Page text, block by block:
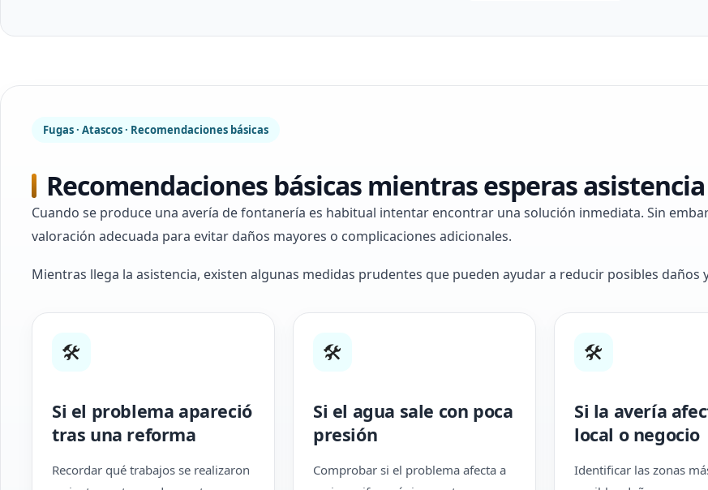
Fugas · Atascos · Recomendaciones básicas
Recomendaciones básicas mientras esperas
Cuando se produce una avería de fontanería es habitual intentar encontrar una solución inmediata. Sin
valoración adecuada para evitar daños mayores o complicaciones adicionales.
Mientras llega la asistencia, existen algunas medidas prudentes que pueden ayudar a reducir posibles
🛠
Si el problema apareció
tras una reforma
Recordar qué trabajos se realizaron
🛠
Si el agua sale con poca
presión
Comprobar si el problema afecta a
🛠
Si la avería
local o negocio
Identificar las zonas